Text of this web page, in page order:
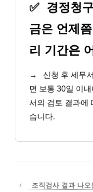
✅ 경정청
금은 언제
리 기간은
→
신청 후 세무
면 보통 30일 이
서의 검토 결과에
습니다.
조직검사 결과 나